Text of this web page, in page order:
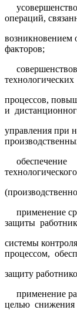
операций,
возникновением
факторов;
технологических
процессов,
и
управления при
технологического
применение
защиты
системы
процессом,
защиту
применение
целью снижения